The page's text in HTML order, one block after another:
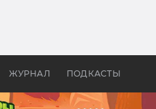
ЖУРНАЛ ПОДКАСТЫ
бы «Властелина колец»